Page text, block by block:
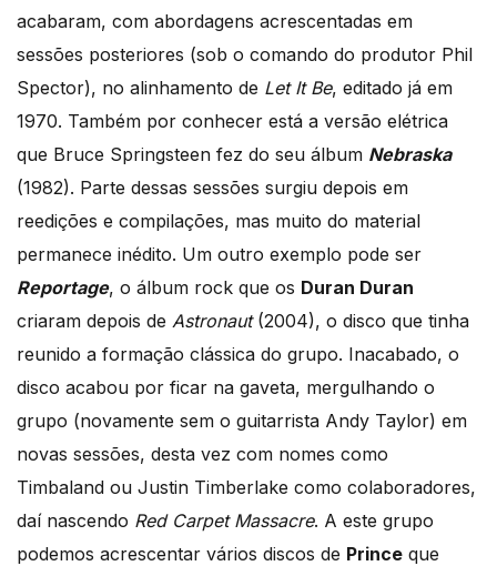
acabaram, com abordagens acrescentadas em
sessões posteriores (sob o comando do produtor Phil
Spector), no alinhamento de Let It Be, editado já em
1970. Também por conhecer está a versão elétrica
que Bruce Springsteen fez do seu álbum Nebraska
(1982). Parte dessas sessões surgiu depois em
reedições e compilações, mas muito do material
permanece inédito. Um outro exemplo pode ser
Reportage, o álbum rock que os Duran Duran
criaram depois de Astronaut(2004), o disco que tinha
reunido a formação clássica do grupo. Inacabado, o
disco acabou por ficar na gaveta, mergulhando o
grupo (novamente sem o guitarrista Andy Taylor) em
novas sessões, desta vez com nomes como
Timbaland ou Justin Timberlake como colaboradores,
daí nascendo Red Carpet Massacre. A este grupo
podemos acrescentar vários discos de Prince que